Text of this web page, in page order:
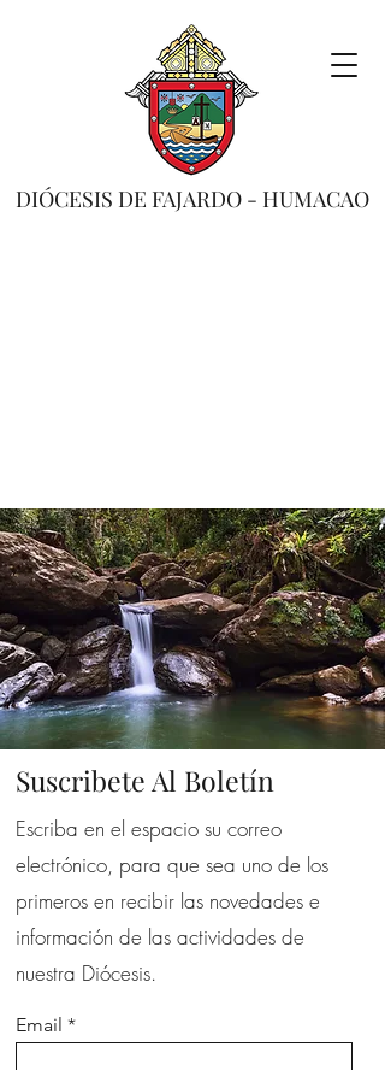
DIÓCESIS DE FAJARDO - HUMACAO
Suscribete Al Boletín
Escriba en el espacio su correo
electrónico, para que sea uno de los
primeros en recibir las novedades e
información de las actividades de
nuestra Diócesis.
Email